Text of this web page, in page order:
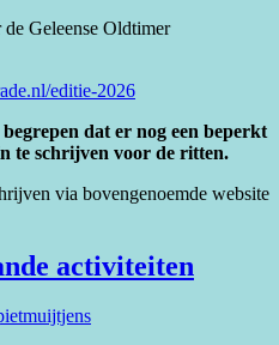
Geleense Oldtimer
editie-2026
dat er nog een beperkt
te schrijven voor de ritten.
via bovengenoemde website
activiteiten